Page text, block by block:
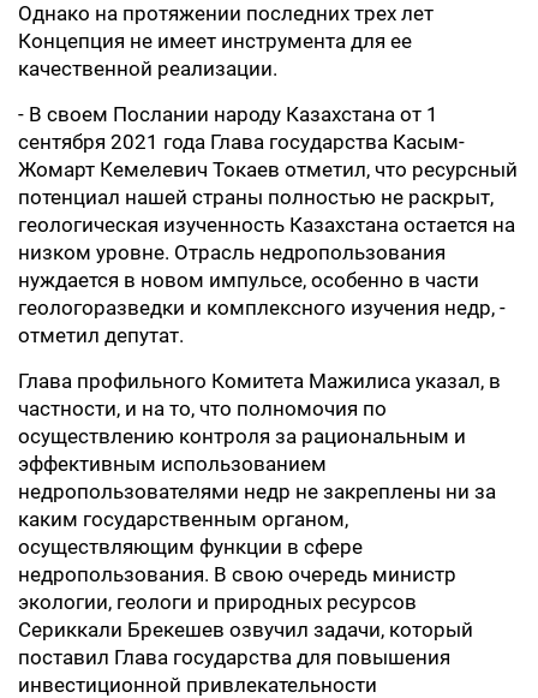
Однако на протяжении последних трех лет
Концепция не имеет инструмента для ее
качественной реализации.
- В своем Послании народу Казахстана от 1
сентября 2021 года Глава государства Касым-
Жомарт Кемелевич Токаев отметил, что ресурсный
потенциал нашей страны полностью не раскрыт,
геологическая изученность Казахстана остается на
низком уровне. Отрасль недропользования
нуждается в новом импульсе, особенно в части
геологоразведки и комплексного изучения недр, -
отметил депутат.
Глава профильного Комитета Мажилиса указал, в
частности, и на то, что полномочия по
осуществлению контроля за рациональным и
эффективным использованием
недропользователями недр не закреплены ни за
каким государственным органом,
осуществляющим функции в сфере
недропользования. В свою очередь министр
экологии, геологи и природных ресурсов
Сериккали Брекешев озвучил задачи, который
поставил Глава государства для повышения
инвестиционной привлекательности